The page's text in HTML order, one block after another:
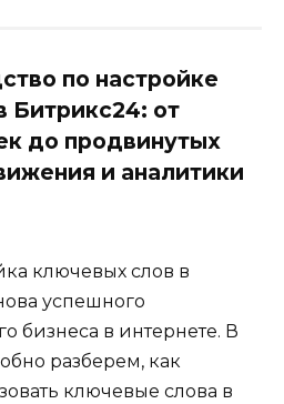
по настройке
Битрикс24: от
до продвинутых
и аналитики
ключевых слов в
успешного
бизнеса в интернете. В
разберем, как
ключевые слова в